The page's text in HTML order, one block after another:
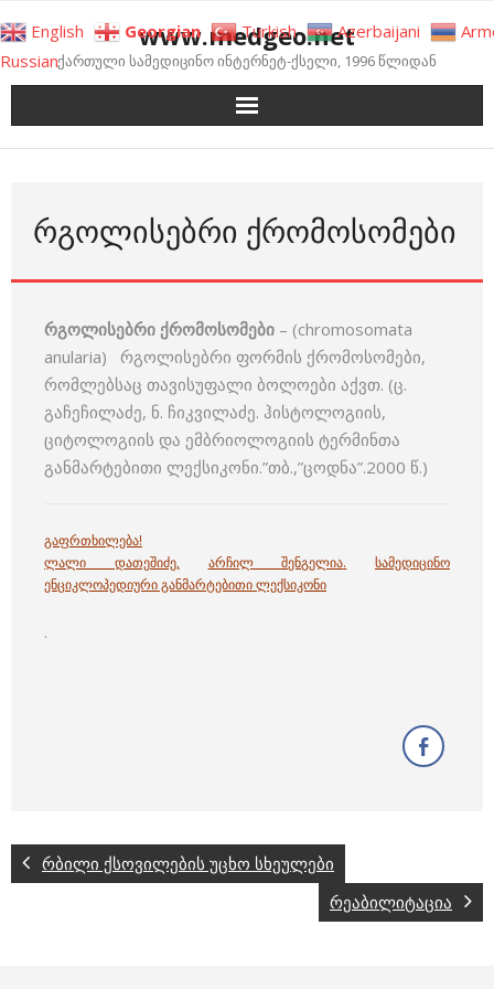
to
content
www.medgeo.net
ქართული სამედიცინო ინტერნეტ-ქსელი, 1996 წლიდან
ᲠᲒᲝᲚᲘᲡᲔᲑᲠᲘ ᲥᲠᲝᲛᲝᲡᲝᲛᲔᲑᲘ
რგოლისებრი ქრომოსომები – (chromosomata
anularia) რგოლისებრი ფორმის ქრომოსომები,
რომლებსაც თავისუფალი ბოლოები აქვთ. (ც.
გაჩეჩილაძე, ნ. ჩიკვილაძე. ჰისტოლოგიის,
ციტოლოგიის და ემბრიოლოგიის ტერმინთა
განმარტებითი ლექსიკონი.”თბ.,”ცოდნა”.2000 წ.)
გაფრთხილება!
ლალი დათეშიძე, არჩილ შენგელია.
სამედიცინო
ენციკლოპედიური განმარტებითი ლექსიკონი
.
რბილი ქსოვილების უცხო სხეულები
რეაბილიტაცია
English Georgian Turkish Azerbaijani
Russian